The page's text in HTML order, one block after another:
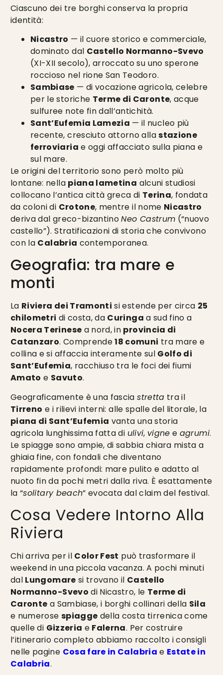
Ciascuno dei tre borghi conserva la propria
identità:
Nicastro — il cuore storico e commerciale,
dominato dal Castello Normanno-Svevo
(XI-XII secolo), arroccato su uno sperone
roccioso nel rione San Teodoro.
Sambiase — di vocazione agricola, celebre
per le storiche Terme di Caronte, acque
sulfuree note fin dall’antichità.
Sant’Eufemia Lamezia — il nucleo più
recente, cresciuto attorno allastazione
ferroviaria e oggi affacciato sulla piana e
sul mare.
Le origini del territorio sono però molto più
lontane: nella piana lametina alcuni studiosi
collocano l’antica città greca di Terina, fondata
da coloni di Crotone, mentre il nome Nicastro
deriva dal greco-bizantinoNeo Castrum (“nuovo
castello”). Stratificazioni di storia che convivono
con la Calabria contemporanea.
Geografia: tra mare e
monti
La Riviera dei Tramonti si estende per circa 25
chilometri di costa, da Curinga a sud fino a
Nocera Terinese a nord, in provincia di
Catanzaro. Comprende18 comuni tra mare e
collina e si affaccia interamente sul Golfo di
Sant’Eufemia, racchiuso tra le foci dei fiumi
Amato e Savuto.
Geograficamente è una fasciastretta tra il
Tirreno e i rilievi interni: alle spalle del litorale, la
piana di Sant’Eufemia vanta una storia
agricola lunghissima fatta di ulivi, vigne e agrumi.
Le spiagge sono ampie, di sabbia chiara mista a
ghiaia fine, con fondali che diventano
rapidamente profondi: mare pulito e adatto al
nuoto fin da pochi metri dalla riva. È esattamente
la “solitary beach” evocata dal claim del festival.
Cosa Vedere Intorno Alla
Riviera
Chi arriva per il Color Fest può trasformare il
weekend in una piccola vacanza. A pochi minuti
dal Lungomare si trovano il Castello
Normanno-Svevo di Nicastro, le Terme di
Caronte a Sambiase, i borghi collinari della Sila
e numerose spiagge della costa tirrenica come
quelle di Gizzeria e Falerna. Per costruire
l’itinerario completo abbiamo raccolto i consigli
nelle pagine Cosa fare in Calabria e Estate in
Calabria.